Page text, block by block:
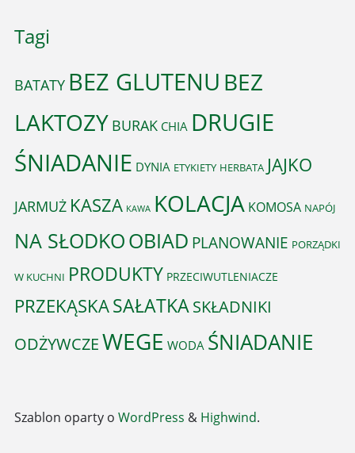
Tagi
BATATY BEZ GLUTENU BEZ
LAKTOZY BURAK CHIA DRUGIE
ŚNIADANIE DYNIA ETYKIETY HERBATA JAJKO
JARMUŻ KASZA KAWA KOLACJA KOMOSA NAPÓJ
NA SŁODKOOBIAD PLANOWANIE PORZĄDKI
W KUCHNI PRODUKTY PRZECIWUTLENIACZE
PRZEKĄSKASAŁATKASKŁADNIKI
ODŻYWCZEWEGE WODA ŚNIADANIE
Szablon oparty o WordPress & Highwind.